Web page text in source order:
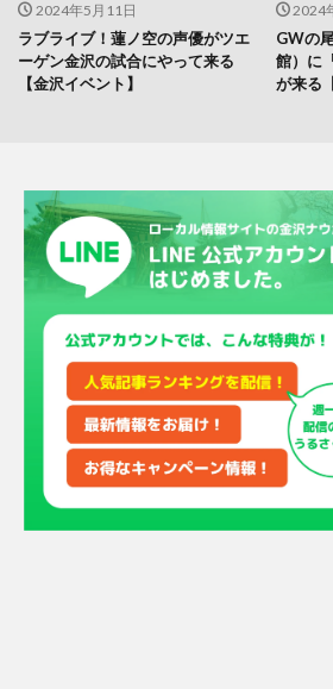
2024年5月11日
ラブライブ！蓮ノ空の声優がツエ
ーゲン金沢の試合にやって来る
【金沢イベント】
2024
GWの
館）に
が来る